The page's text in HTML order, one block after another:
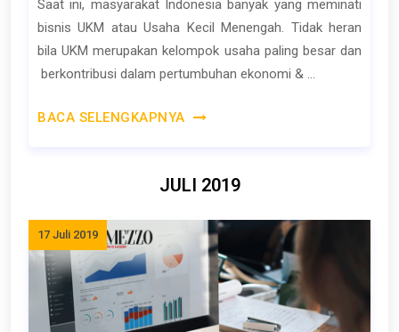
Saat ini, masyarakat Indonesia banyak yang meminati
bisnis UKM atau Usaha Kecil Menengah. Tidak heran
bila UKM merupakan kelompok usaha paling besar dan
berkontribusi dalam pertumbuhan ekonomi & ...
BACA SELENGKAPNYA
JULI 2019
17 Juli 2019